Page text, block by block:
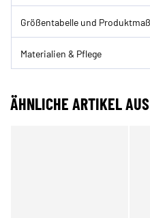
Größentabelle und
Materialien & Pflege
ÄHNLICHE ARTIKEL